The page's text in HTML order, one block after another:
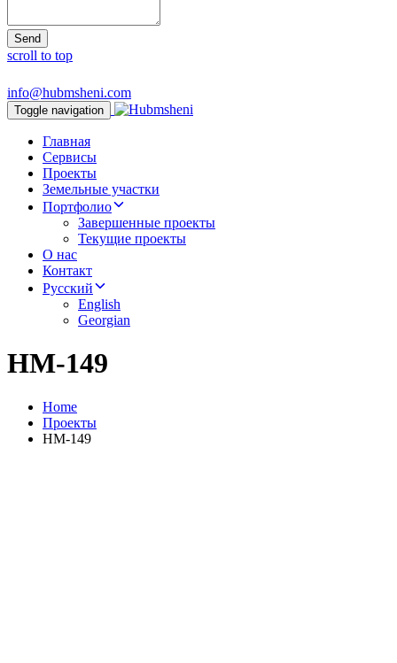
Send
scroll to top
info@hubmsheni.com
Toggle navigation
Главная
Сервисы
Проекты
Земельные участки
Портфолио
Завершенные проекты
Текущие проекты
О нас
Контакт
Русский
English
Georgian
HM-149
Home
Проекты
HM-149